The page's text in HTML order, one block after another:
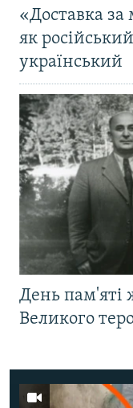
«Доставка за
як
український
День пам'яті
Великого